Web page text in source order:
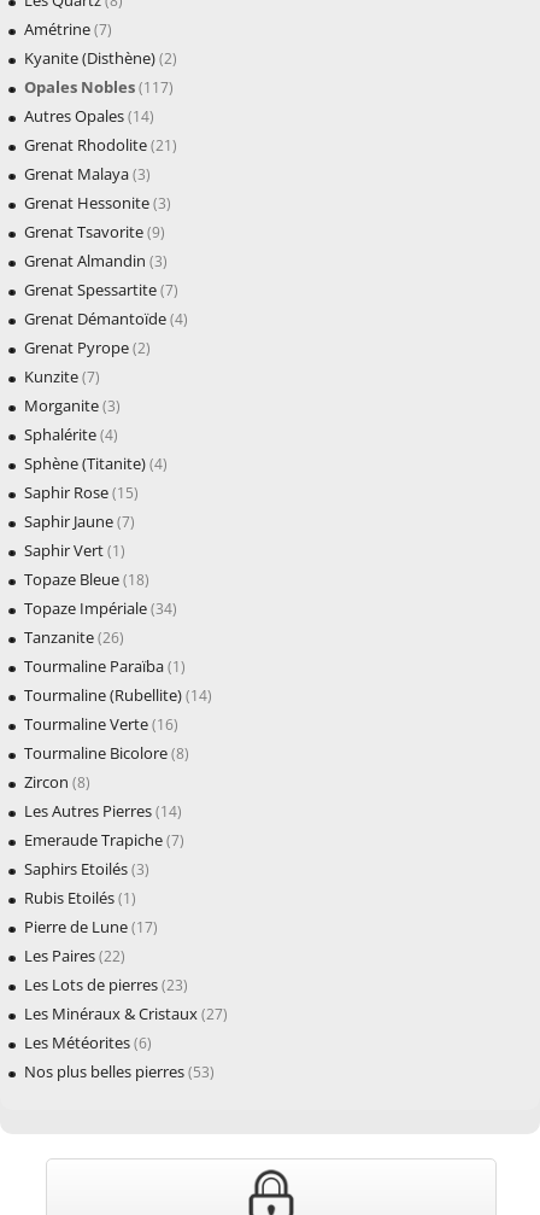
Amétrine(7)
Kyanite (Disthène)(2)
Opales Nobles(117)
Autres Opales(14)
Grenat Rhodolite(21)
Grenat Malaya(3)
Grenat Hessonite(3)
Grenat Tsavorite(9)
Grenat Almandin (3)
Grenat Spessartite(7)
Grenat Démantoïde(4)
Grenat Pyrope(2)
Kunzite(7)
Morganite(3)
Sphalérite(4)
Sphène (Titanite)(4)
Saphir Rose(15)
Saphir Jaune(7)
Saphir Vert(1)
Topaze Bleue(18)
Topaze Impériale(34)
Tanzanite(26)
Tourmaline Paraïba(1)
Tourmaline (Rubellite)(14)
Tourmaline Verte(16)
Tourmaline Bicolore(8)
Zircon (8)
Les Autres Pierres(14)
Emeraude Trapiche(7)
Saphirs Etoilés(3)
Rubis Etoilés(1)
Pierre de Lune(17)
Les Paires(22)
Les Lots de pierres(23)
Les Minéraux & Cristaux(27)
Les Météorites(6)
Nos plus belles pierres(53)